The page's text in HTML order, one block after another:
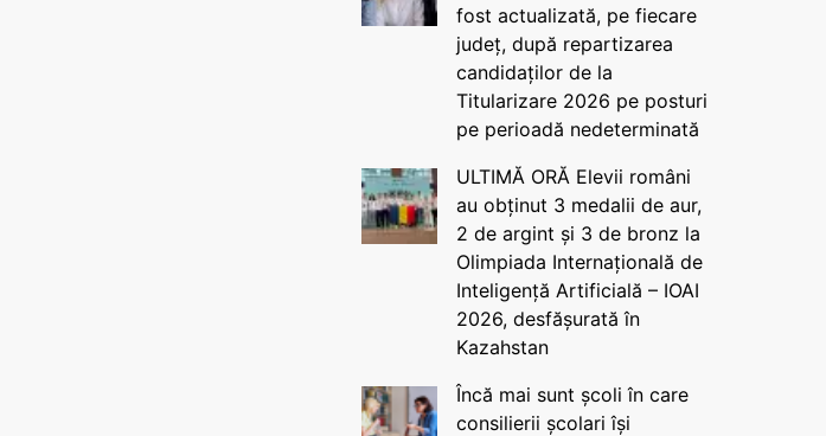
fost actualizată, pe fiecare
județ, după repartizarea
candidaților de la
Titularizare 2026 pe posturi
pe perioadă nedeterminată
ULTIMĂ ORĂ Elevii români
au obținut 3 medalii de aur,
2 de argint și 3 de bronz la
Olimpiada Internațională de
Inteligență Artificială – IOAI
2026, desfășurată în
Kazahstan
Încă mai sunt școli în care
consilierii școlari își